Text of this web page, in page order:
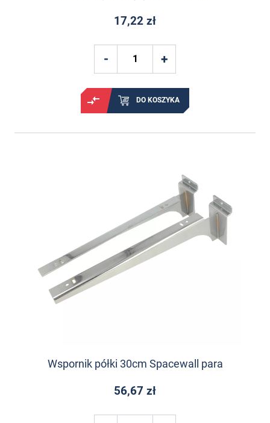
17,22 zł
DO KOSZYKA
Wspornik półki 30cm Spacewall para
56,67 zł